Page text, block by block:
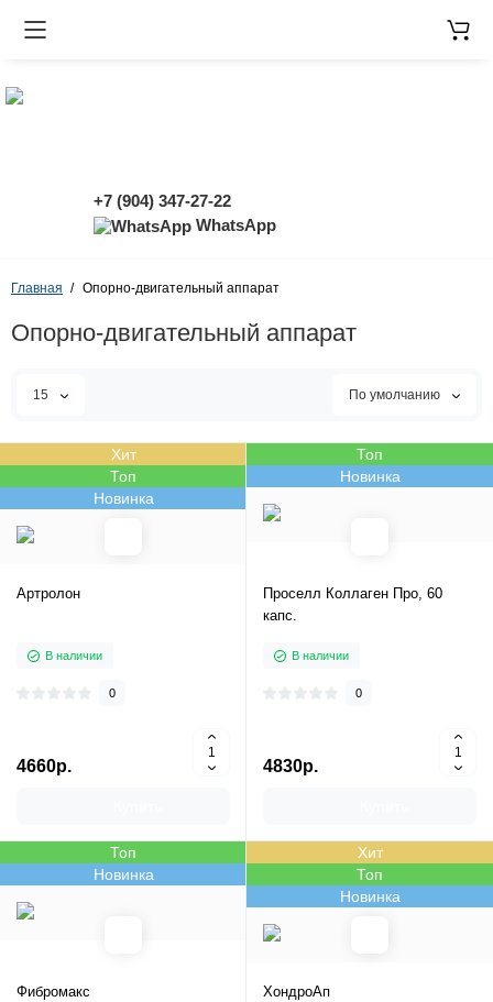
+7 (904) 347-27-22
WhatsApp
Главная Опорно-двигательный аппарат
Опорно-двигательный аппарат
15 По умолчанию
Хит
Топ
Новинка
Артролон
В наличии
0
4660р.
Топ
Новинка
Проселл Коллаген Про, 60
капс.
В наличии
0
4830р.
Топ
Новинка
Фибромакс
Хит
Топ
Новинка
ХондроАп